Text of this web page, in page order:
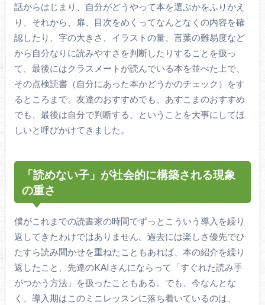
話からはじまり、自分がどうやって本を選ぶかをふりかえ
り、それから、扉、目次をめくってなんとなくの内容を確
認したり、字の大きさ、イラストの量、言葉の難易度など
から自分なりに読みやすさを判断したりすることを扱っ
て、最後にはクラスメートが読んでいる本を並べた上で、
その点検読書（自分にあった本かどうかのチェック）をす
るところまで。友達のおすすめでも、あすこまのおすすめ
でも、最後は自分で判断する、ということを大事にしてほ
しいと呼びかけてきました。
「読めない子」が社会的に構築される現象
の重さ
僕がこれまでの読書家の時間でずっとこういう導入を繰り
返してきたわけではありません。過去には楽しさ優先でひ
たすら読み聞かせを重ねたこともあれば、本の紹介を繰り
返したこと、先達のKAIさんにならって「すぐれた読み手
がつかう方法」を扱ったこともある。でも、今なんとな
く、導入期はこのミニレッスンに落ち着いているのは、